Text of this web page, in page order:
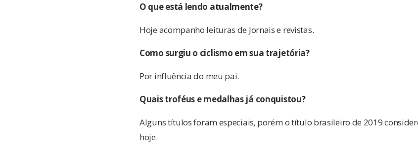
O que está lendo atualmente?
Hoje acompanho leituras de Jornais e revistas.
Como surgiu o ciclismo em sua trajetória?
Por influência do meu pai.
Quais troféus e medalhas já conquistou?
Alguns títulos foram especiais, porém o título brasileiro de 2019
hoje.